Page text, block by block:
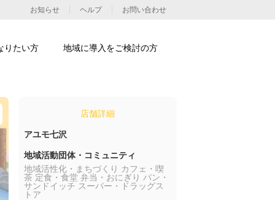
店舗詳細
アユモ七沢
地域活動団体・コミュニティ
地域活性化・まちづくり カフェ・喫
茶 定食・食堂 弁当・おにぎり パン・
サンドイッチ スーパー・ドラッグス
トア
お知らせ ヘルプ お問い合わせ
りたい方 地域に導入をご検討の方